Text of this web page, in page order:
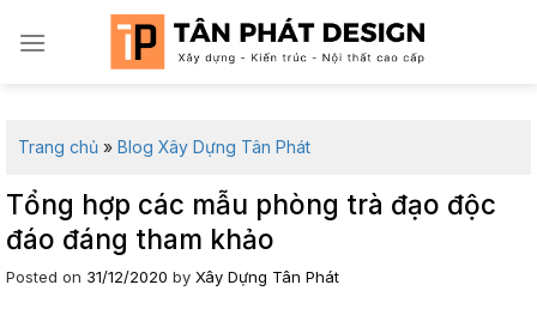
Trang chủ » Blog Xây Dựng Tân Phát
Tổng hợp các mẫu phòng trà đạo độc
đáo đáng tham khảo
Posted on 31/12/2020 by Xây Dựng Tân Phát